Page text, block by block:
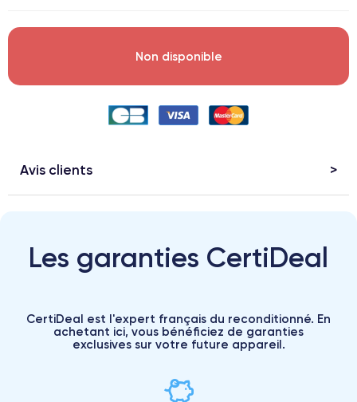
Non disponible
Avis clients
Les garanties CertiDeal
CertiDeal est l'expert français du reconditionné. En
achetant ici, vous bénéficiez de garanties
exclusives sur votre future appareil.